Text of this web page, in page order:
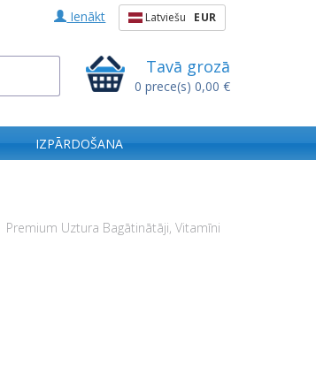
Ienākt Latviešu EUR
Tavā grozā
0 prece(s) 0,00 €
IZPĀRDOŠANA
Premium Uztura Bagātinātāji, Vitamīni